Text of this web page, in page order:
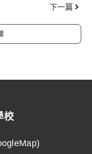
下一篇
校
)